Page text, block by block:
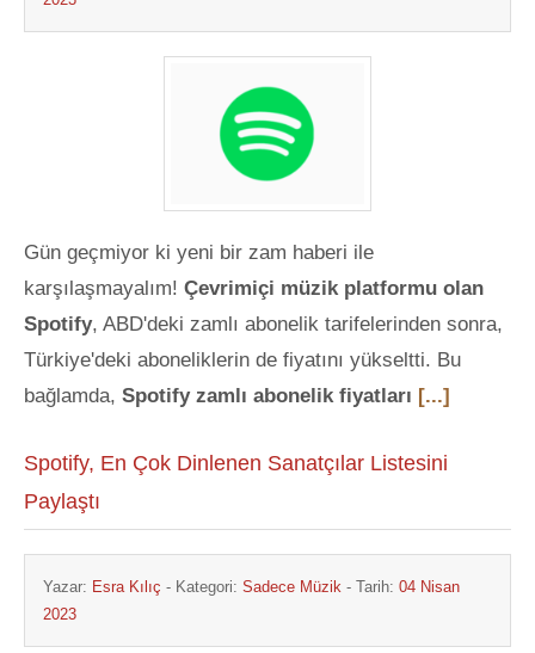
Gün geçmiyor ki yeni bir zam haberi ile
karşılaşmayalım! Çevrimiçi müzik platformu olan
Spotify, ABD'deki zamlı abonelik tarifelerinden sonra,
Türkiye'deki aboneliklerin de fiyatını yükseltti. Bu
bağlamda, Spotify zamlı abonelik fiyatları [...]
Spotify, En Çok Dinlenen Sanatçılar Listesini
Paylaştı
Yazar: Esra Kılıç - Kategori: Sadece Müzik - Tarih: 04 Nisan
2023